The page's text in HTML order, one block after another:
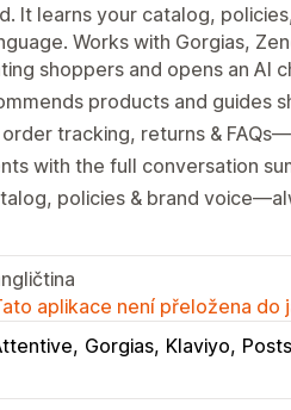
It learns your catalog,
Works with Gorgias,
shoppers and opens an AI
products and guides
tracking, returns &
with the full conversation
policies & brand
aplikace není přeložena do
Gorgias Klaviyo